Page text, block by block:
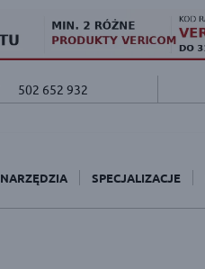
502 652 932
NARZĘDZIA SPECJALIZACJE